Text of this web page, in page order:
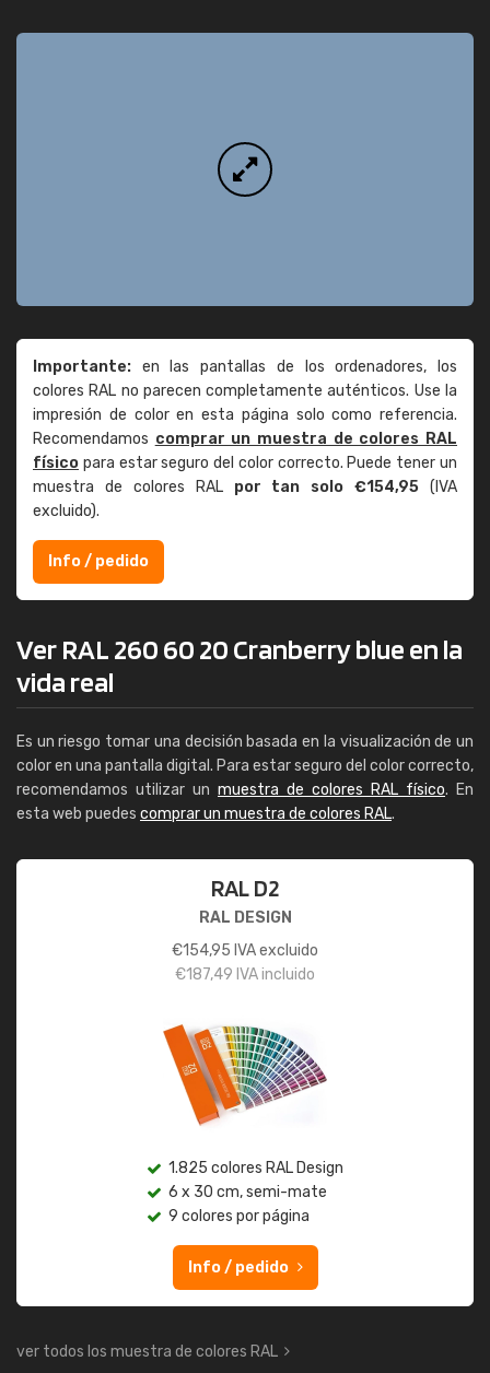
Importante: en las pantallas de los ordenadores, los
colores RAL no parecen completamente auténticos. Use la
impresión de color en esta página solo como referencia.
Recomendamos comprar un muestra de colores RAL
físico para estar seguro del color correcto. Puede tener un
muestra de colores RAL por tan solo €154,95 (IVA
excluido).
Info / pedido
Ver RAL 260 60 20 Cranberry blue en la
vida real
Es un riesgo tomar una decisión basada en la visualización de un
color en una pantalla digital. Para estar seguro del color correcto,
recomendamos utilizar un muestra de colores RAL físico. En
esta web puedes comprar un muestra de colores RAL.
RAL D2
RAL DESIGN
€154,95 IVA excluido
€187,49 IVA incluido
1.825 colores RAL Design
6 x 30 cm, semi-mate
9 colores por página
Info / pedido
ver todos los muestra de colores RAL